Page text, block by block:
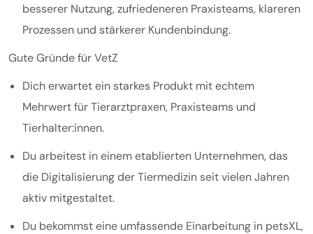
besserer Nutzung, zufriedeneren Praxisteams, klareren
Prozessen und stärkerer Kundenbindung.
Gute Gründe für VetZ
Dich erwartet ein starkes Produkt mit echtem
Mehrwert für Tierarztpraxen, Praxisteams und
Tierhalter:innen.
Du arbeitest in einem etablierten Unternehmen, das
die Digitalisierung der Tiermedizin seit vielen Jahren
aktiv mitgestaltet.
Du bekommst eine umfassende Einarbeitung in petsXL,